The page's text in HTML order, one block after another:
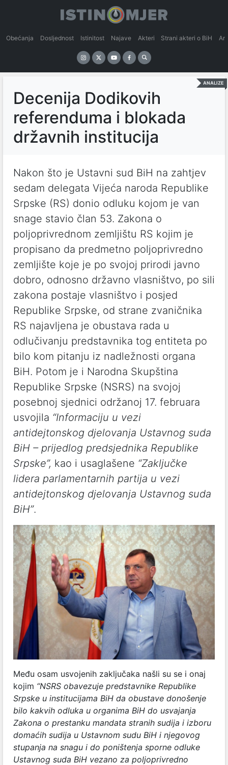
Obećanja Dosljednost Istinitost Najave Akteri Strani akteri o BiH
ANALIZE
Decenija Dodikovih
referenduma i blokada
državnih institucija
Nakon što je Ustavni sud BiH na zahtjev
sedam delegata Vijeća naroda Republike
Srpske (RS) donio odluku kojom je van
snage stavio član 53. Zakona o
poljoprivrednom zemljištu RS kojim je
propisano da predmetno poljoprivredno
zemljište koje je po svojoj prirodi javno
dobro, odnosno državno vlasništvo, po sili
zakona postaje vlasništvo i posjed
Republike Srpske, od strane zvaničnika
RS najavljena je obustava rada u
odlučivanju predstavnika tog entiteta po
bilo kom pitanju iz nadležnosti organa
BiH. Potom je i Narodna Skupština
Republike Srpske (NSRS) na svojoj
posebnoj sjednici održanoj 17. februara
usvojila “Informaciju u vezi
antidejtonskog djelovanja Ustavnog suda
BiH – prijedlog predsjednika Republike
Srpske”, kao i usaglašene “Zaključke
lidera parlamentarnih partija u vezi
antidejtonskog djelovanja Ustavnog suda
BiH”.
Među osam usvojenih zaključaka našli su se i onaj
kojim “NSRS obavezuje predstavnike Republike
Srpske u institucijama BiH da obustave donošenje
bilo kakvih odluka u organima BiH do usvajanja
Zakona o prestanku mandata stranih sudija i izboru
domaćih sudija u Ustavnom sudu BiH i njegovog
stupanja na snagu i do poništenja sporne odluke
Ustavnog suda BiH vezano za poljoprivredno